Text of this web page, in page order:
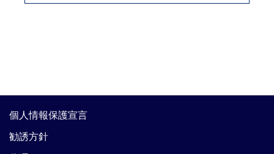
個人情報保護宣言
勧誘方針